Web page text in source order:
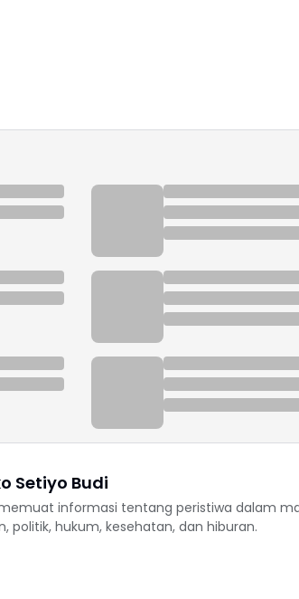
Setiyo Budi
informasi tentang peristiwa dalam
politik, hukum, kesehatan, dan hiburan.